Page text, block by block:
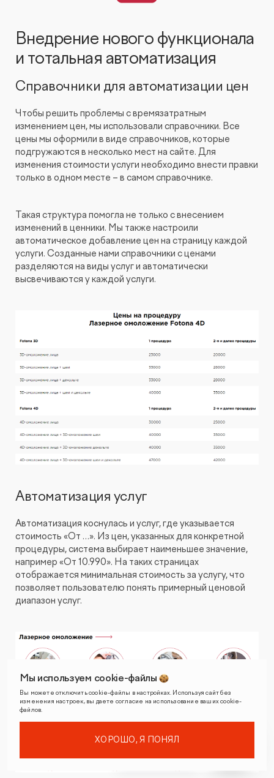
Внедрение нового функционала
и тотальная автоматизация
Справочники для автоматизации цен
Чтобы решить проблемы с времязатратным
изменением цен, мы использовали справочники. Все
цены мы оформили в виде справочников, которые
подгружаются в несколько мест на сайте. Для
изменения стоимости услуги необходимо внести правки
только в одном месте – в самом справочнике.
Такая структура помогла не только с внесением
изменений в ценники. Мы также настроили
автоматическое добавление цен на страницу каждой
услуги. Созданные нами справочники с ценами
разделяются на виды услуг и автоматически
высвечиваются у каждой услуги.
Автоматизация услуг
Автоматизация коснулась и услуг, где указывается
стоимость «От …». Из цен, указанных для конкретной
процедуры, система выбирает наименьшее значение,
например «От 10.990». На таких страницах
отображается минимальная стоимость за услугу, что
позволяет пользователю понять примерный ценовой
диапазон услуг.
Мы используем cookie-файлы
Вы можете отключить cookie-файлы в настройках. Используя сайт без
изменения настроек, вы даете согласие на использование ваших cookie-
файлов.
ХОРОШО, Я ПОНЯЛ